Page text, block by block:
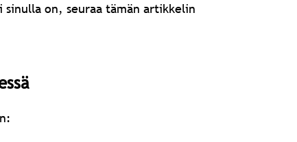
on, seuraa tämän artikkelin